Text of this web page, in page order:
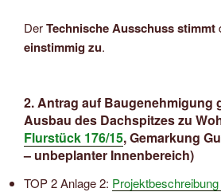
DerTechnische Ausschuss stimmt
einstimmig zu.
2. Antrag auf Baugenehmigung
Ausbau des Dachspitzes zu
Flurstück 176/15, Gemarkung
– unbeplanter Innenbereich)
TOP 2 Anlage 2: